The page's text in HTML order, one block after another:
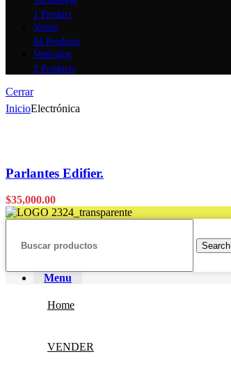
1 Product
Varios
84 Products
Vehículos
2 Products
Cerrar
InicioElectrónica
Parlantes Edifier.
$35,000.00
Search
Menu
Home
VENDER